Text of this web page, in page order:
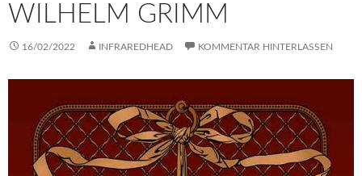
WILHELM GRIMM
16/02/2022 INFRAREDHEAD KOMMENTAR HINTERLASSEN